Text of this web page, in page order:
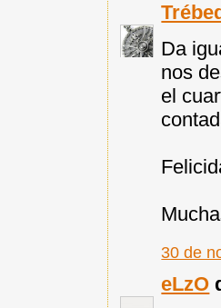
Da
nos
el
30 de
eLzO